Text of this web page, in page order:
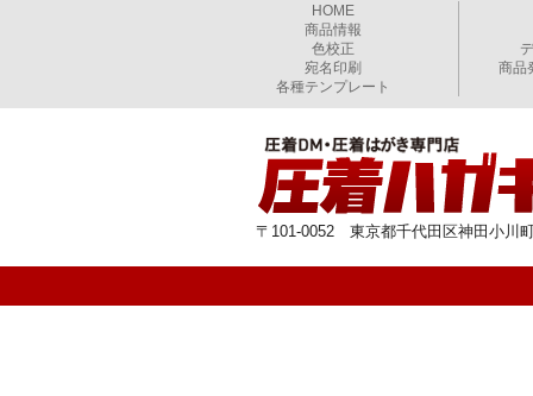
HOME
商品情報
色校正
宛名印刷
各種テンプレート
商品
〒101-0052 東京都千代田区神田小川